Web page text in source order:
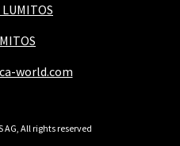
world.com
AG, All rights reserved